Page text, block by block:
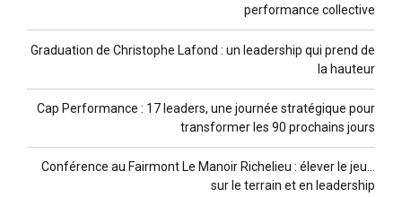
performance collective
Graduation de Christophe Lafond : un leadership qui prend de
la hauteur
Cap Performance : 17 leaders, une journée stratégique pour
transformer les 90 prochains jours
Conférence au Fairmont Le Manoir Richelieu : élever le jeu…
sur le terrain et en leadership